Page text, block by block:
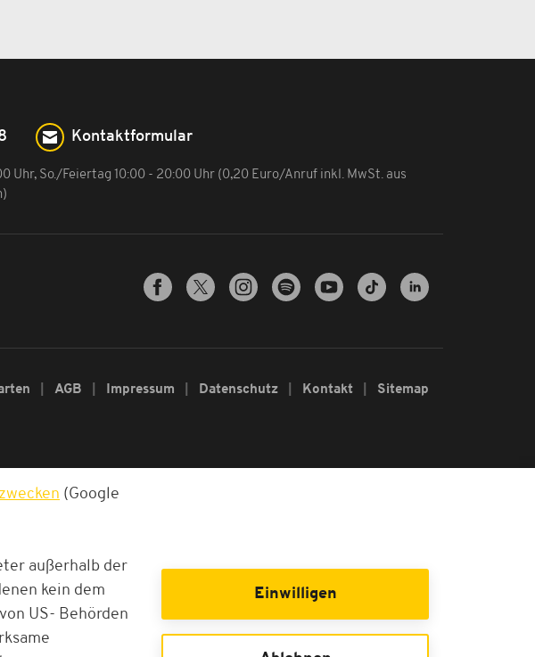
Kontaktformular
Uhr, So./Feiertag 10:00 - 20:00 Uhr (0,20 Euro/Anruf inkl. MwSt. aus
AGB Impressum Datenschutz Kontakt Sitemap
(Google
außerhalb der
kein dem
US- Behörden
Einwilligen